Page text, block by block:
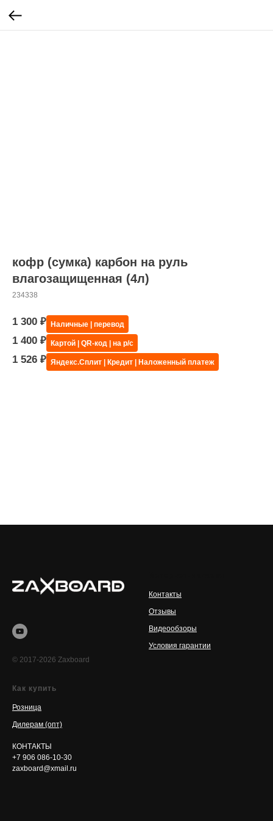
кофр (сумка) карбон на руль
влагозащищенная (4л)
234338
1 300 ₽ Наличные | перевод
1 400 ₽ Картой | QR-код | на р/с
1 526 ₽ Яндекс.Сплит | Кредит | Наложенный платеж
© 2017-2026 Zaxboard
Контакты
Отзывы
Видеообзоры
Условия гарантии
Как купить
Розница
Дилерам (опт)
КОНТАКТЫ
+7 906 086-10-30
zaxboard@xmail.ru